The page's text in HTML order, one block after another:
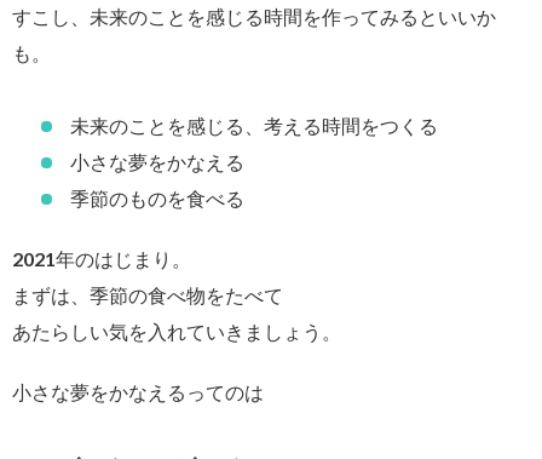
すこし、未来のことを感じる時間を作ってみるといいか
も。
未来のことを感じる、考える時間をつくる
小さな夢をかなえる
季節のものを食べる
2021年のはじまり。
まずは、季節の食べ物をたべて
あたらしい気を入れていきましょう。
小さな夢をかなえるってのは